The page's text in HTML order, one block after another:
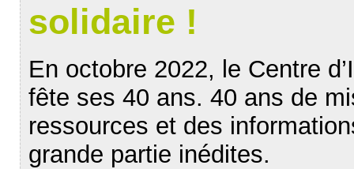
solidaire !
En octobre 2022, le Centre
fête ses 40 ans. 40 ans de
ressources et des
grande partie inédites.